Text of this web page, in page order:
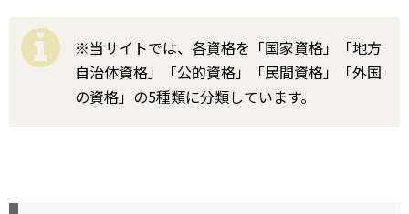
※当サイトでは、各資格を「国家資格」「地方
自治体資格」「公的資格」「民間資格」「外国
の資格」の5種類に分類しています。